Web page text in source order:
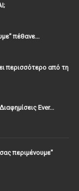
πέθανε...
περισσότερο από τη
Ever...
περιμένουμε"